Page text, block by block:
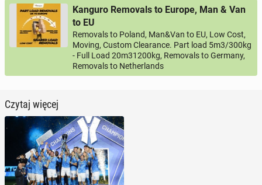
Kanguro Removals to Europe, Man & Van
to EU
Removals to Poland, Man&Van to EU, Low Cost,
Moving, Custom Clearance. Part load 5m3/300kg
- Full Load 20m31200kg, Removals to Germany,
Removals to Netherlands
Czytaj więcej